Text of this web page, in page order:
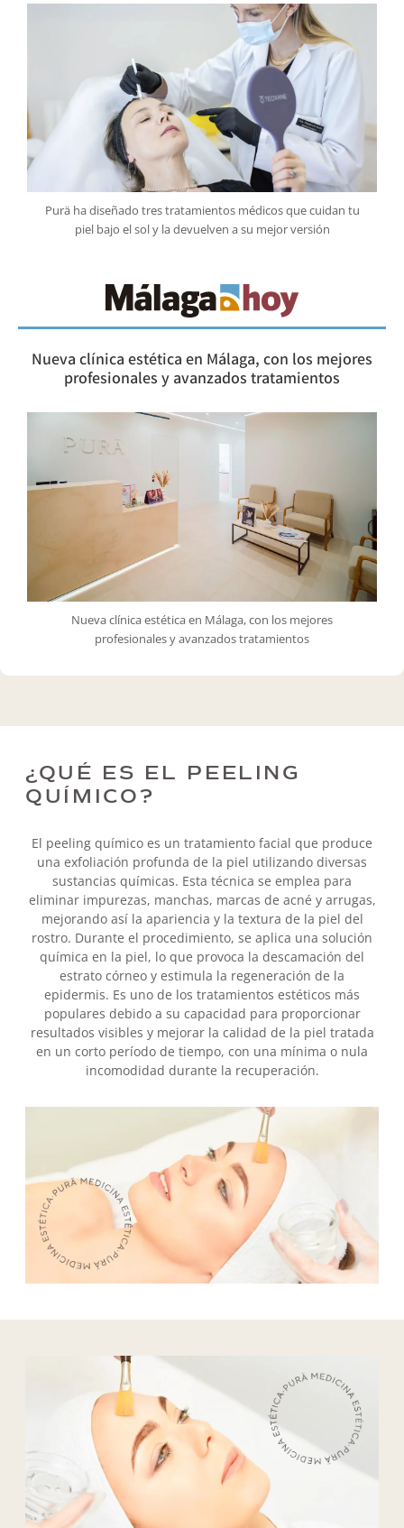
Purä ha diseñado tres tratamientos médicos que cuidan tu
piel bajo el sol y la devuelven a su mejor versión
Nueva clínica estética en Málaga, con los mejores
profesionales y avanzados tratamientos
Nueva clínica estética en Málaga, con los mejores
profesionales y avanzados tratamientos
¿QUÉ ES EL PEELING
QUÍMICO?
El peeling químico es un tratamiento facial que produce
una exfoliación profunda de la piel utilizando diversas
sustancias químicas. Esta técnica se emplea para
eliminar impurezas, manchas, marcas de acné y arrugas,
mejorando así la apariencia y la textura de la piel del
rostro. Durante el procedimiento, se aplica una solución
química en la piel, lo que provoca la descamación del
estrato córneo y estimula la regeneración de la
epidermis. Es uno de los tratamientos estéticos más
populares debido a su capacidad para proporcionar
resultados visibles y mejorar la calidad de la piel tratada
en un corto período de tiempo, con una mínima o nula
incomodidad durante la recuperación.